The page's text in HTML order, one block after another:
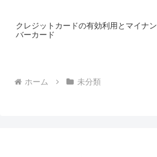
クレジットカードの有効利用とマイナン
バーカード
ホーム 未分類